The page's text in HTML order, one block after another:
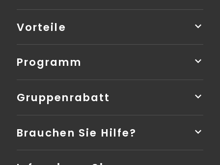
Vorteile
Programm
Gruppenrabatt
Brauchen Sie Hilfe?